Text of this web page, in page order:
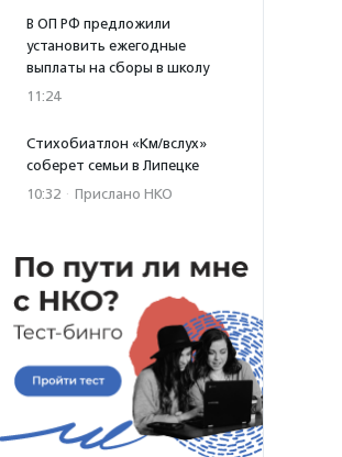
В ОП РФ предложили
установить ежегодные
выплаты на сборы в школу
11:24
Стихобиатлон «Км/вслух»
соберет семьи в Липецке
10:32 · Прислано НКО